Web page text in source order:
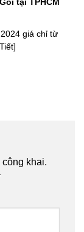
tại TPHCM
giá chỉ từ
khai.